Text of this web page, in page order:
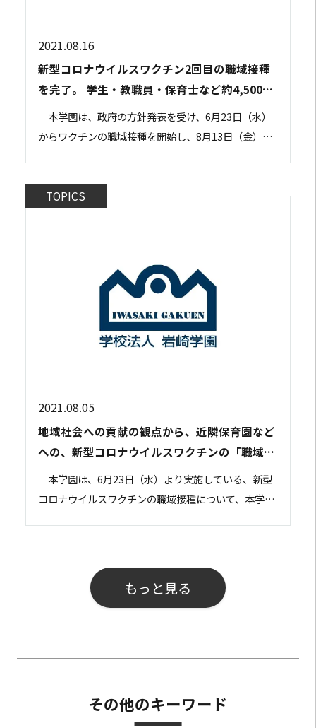
2021.08.16
新型コロナウイルスワクチン2回目の職域接種
を完了。 学生・教職員・保育士など約4,500名
へ接種しました。
本学園は、政府の方針発表を受け、6月23日（水）
からワクチンの職域接種を開始し、8月13日（金）に2
TOPICS
2021.08.05
地域社会への貢献の観点から、近隣保育園など
への、新型コロナウイルスワクチンの「職域接
種支援」を拡大。
本学園は、6月23日（水）より実施している、新型
コロナウイルスワクチンの職域接種について、本学園
もっと見る
その他のキーワード